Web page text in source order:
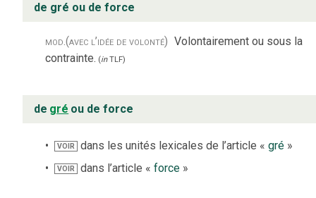
de gré ou de force
mod.(avec l’idée de volonté) Volontairement ou sous la
contrainte. (inTLF)
de gré ou de force
VOIR dans les unités lexicales de l’article «gré »
VOIR dans l’article «force »